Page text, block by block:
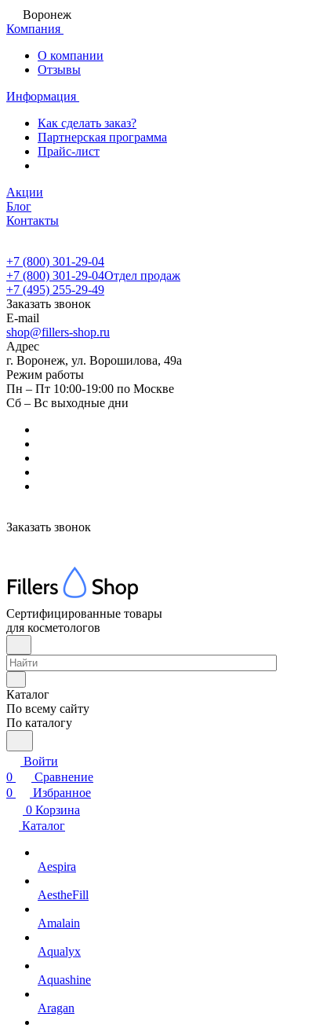
Воронеж
Компания
О компании
Отзывы
Информация
Как сделать заказ?
Партнерская программа
Прайс-лист
Акции
Блог
Контакты
+7 (800) 301-29-04
+7 (800) 301-29-04Отдел продаж
+7 (495) 255-29-49
Заказать звонок
E-mail
shop@fillers-shop.ru
Адрес
г. Воронеж, ул. Ворошилова, 49а
Режим работы
Пн – Пт 10:00-19:00 по Москве
Сб – Вс выходные дни
Заказать звонок
Сертифицированные товары
для косметологов
Каталог
По всему сайту
По каталогу
Войти
0
Сравнение
0
Избранное
0 Корзина
Каталог
Aespira
AestheFill
Amalain
Aqualyx
Aquashine
Aragan